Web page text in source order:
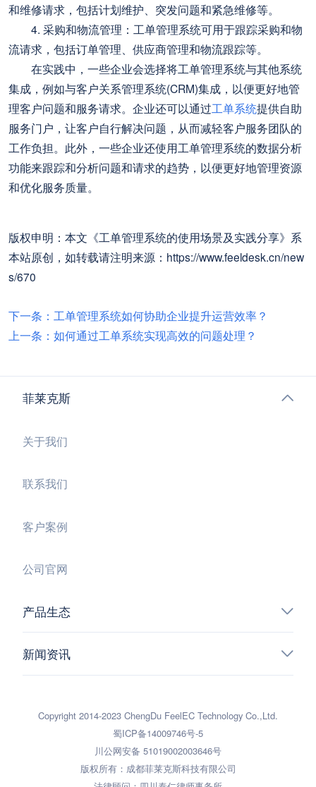
和维修请求，包括计划维护、突发问题和紧急维修等。
4. 采购和物流管理：工单管理系统可用于跟踪采购和物
流请求，包括订单管理、供应商管理和物流跟踪等。
在实践中，一些企业会选择将工单管理系统与其他系统
集成，例如与客户关系管理系统(CRM)集成，以便更好地管
理客户问题和服务请求。企业还可以通过工单系统提供自助
服务门户，让客户自行解决问题，从而减轻客户服务团队的
工作负担。此外，一些企业还使用工单管理系统的数据分析
功能来跟踪和分析问题和请求的趋势，以便更好地管理资源
和优化服务质量。
版权申明：本文《工单管理系统的使用场景及实践分享》系
本站原创，如转载请注明来源：https://www.feeldesk.cn/new
s/670
下一条：工单管理系统如何协助企业提升运营效率？
上一条：如何通过工单系统实现高效的问题处理？
菲莱克斯
关于我们
联系我们
客户案例
公司官网
产品生态
新闻资讯
Copyright 2014-2023 ChengDu FeelEC Technology Co.,Ltd.
蜀ICP备14009746号-5
川公网安备 51019002003646号
版权所有：成都菲莱克斯科技有限公司